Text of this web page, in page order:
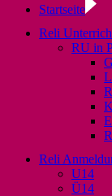
Startseite
Reli
RU in
Reli
U14
Ü14